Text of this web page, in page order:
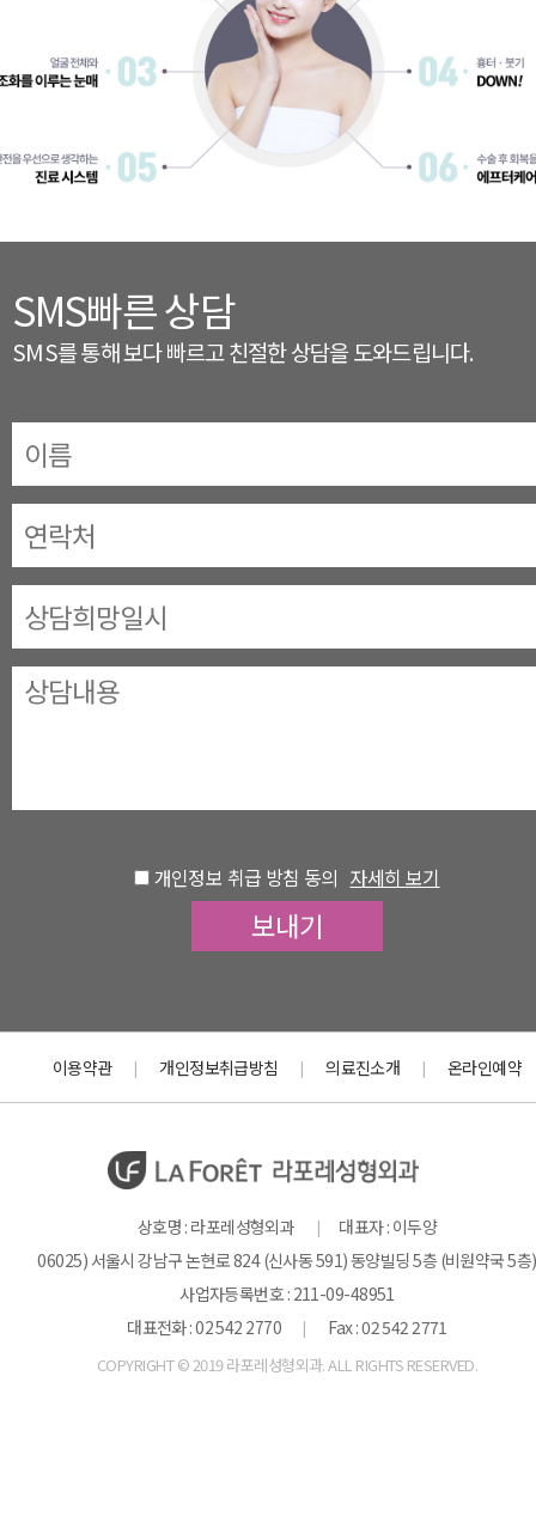
SMS빠른 상담
SMS를 통해 보다 빠르고 친절한 상담을 도와드립니다.
개인정보 취급 방침 동의 자세히 보기
이용약관 | 개인정보취급방침 | 의료진소개 | 온라인예약
상호명 : 라포레성형외과 |
대표자 : 이두양
06025) 서울시 강남구 논현로 824 (신사동 591) 동양빌딩 5층 (비원약국 5층)
사업자등록번호 : 211-09-48951
대표전화 : 02 542 2770
| Fax : 02 542 2771
COPYRIGHT © 2019 라포레성형외과. ALL RIGHTS RESERVED.